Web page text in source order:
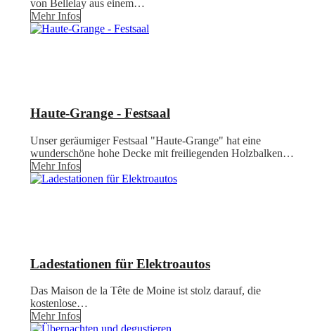
von Bellelay aus einem…
Mehr Infos
Haute-Grange - Festsaal
Unser geräumiger Festsaal "Haute-Grange" hat eine
wunderschöne hohe Decke mit freiliegenden Holzbalken…
Mehr Infos
Ladestationen für Elektroautos
Das Maison de la Tête de Moine ist stolz darauf, die
kostenlose…
Mehr Infos